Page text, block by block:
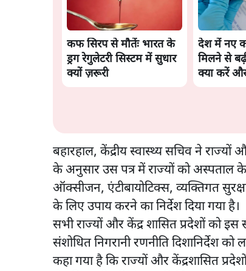
कफ सिरप से मौतेंः भारत के
ड्रग रेगुलेटरी सिस्टम में सुधार
क्यों ज़रूरी
देश में नए
मिलने से
क्या करें
बहारहाल, केंद्रीय स्वास्थ्य सचिव ने राज्यों
के अनुसार उस पत्र में राज्यों को अस्पताल
ऑक्सीजन, एंटीबायोटिक्स, व्यक्तिगत
के लिए उपाय करने का निर्देश दिया गया है।
सभी राज्यों और केंद्र शासित प्रदेशों को
संशोधित निगरानी रणनीति दिशानिर्देश को
कहा गया है कि राज्यों और केंद्रशासित